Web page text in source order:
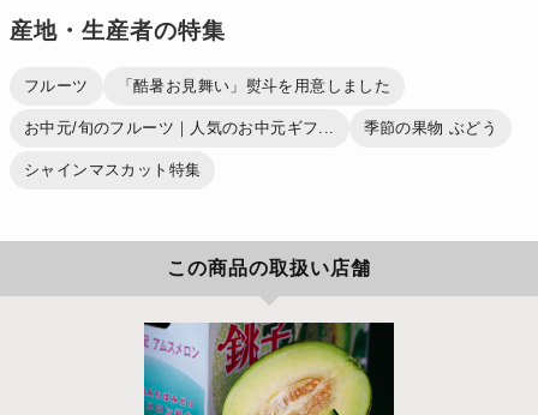
産地・生産者の特集
フルーツ 「酷暑お見舞い」熨斗を用意しました
お中元/旬のフルーツ｜人気のお中元ギフ... 季節の果物 ぶどう
シャインマスカット特集
この商品の取扱い店舗